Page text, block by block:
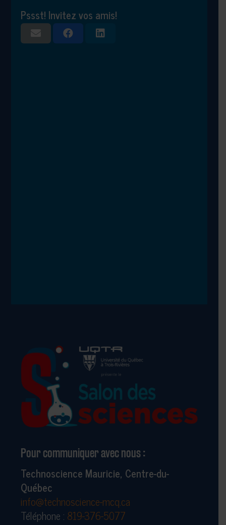
Pssst! Invitez vos amis!
Pour communiquer avec nous :
Technoscience Mauricie, Centre-du-
Québec
info@technoscience-mcq.ca
Téléphone : 819-376-5077